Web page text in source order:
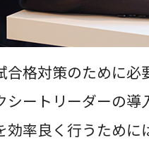
合格対策のために必
シートリーダーの導
効率良く行うために